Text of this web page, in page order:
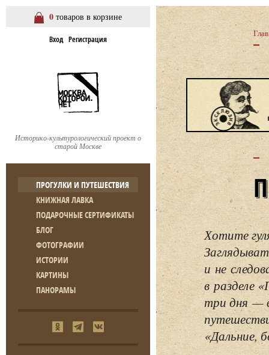
0 товаров в корзине
Вход Регистрация
Историко-культурологический проект о
старой Москве
ПРОГУЛКИ И ПУТЕШЕСТВИЯ
КНИЖНАЯ ЛАВКА
ПОДАРОЧНЫЕ СЕРТИФИКАТЫ
БЛОГ
ФОТОГРАФИИ
ИСТОРИИ
КАРТИНЫ
ПАНОРАМЫ
Хотите
и не
в разделе
три дня —
«Дальние,